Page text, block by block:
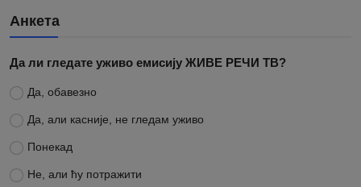
Анкета
Да ли гледате уживо емисију ЖИВЕ РЕЧИ ТВ?
Да, обавезно
Да, али касније, не гледам уживо
Понекад
Не, али ћу потражити